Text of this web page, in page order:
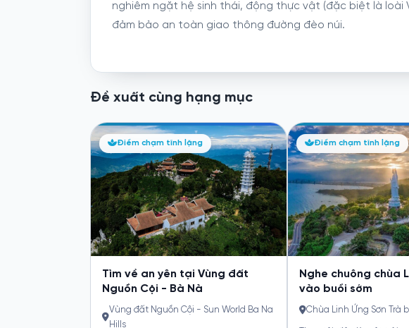
nghiêm ngặt hệ sinh thái, động thực vật (đặc biệt là loài
đảm bảo an toàn giao thông đường đèo núi.
Đề xuất cùng hạng mục
Điểm chạm tĩnh lặng Điểm chạm tĩnh lặng
Hành Trình Tỉnh
Nhất Bái" và Tiếng
Cửa Phật
Chùa Linh Ứng - Bãi
Nẵng
Giữa nhịp sống hối hả và
hội hiện đại, con người